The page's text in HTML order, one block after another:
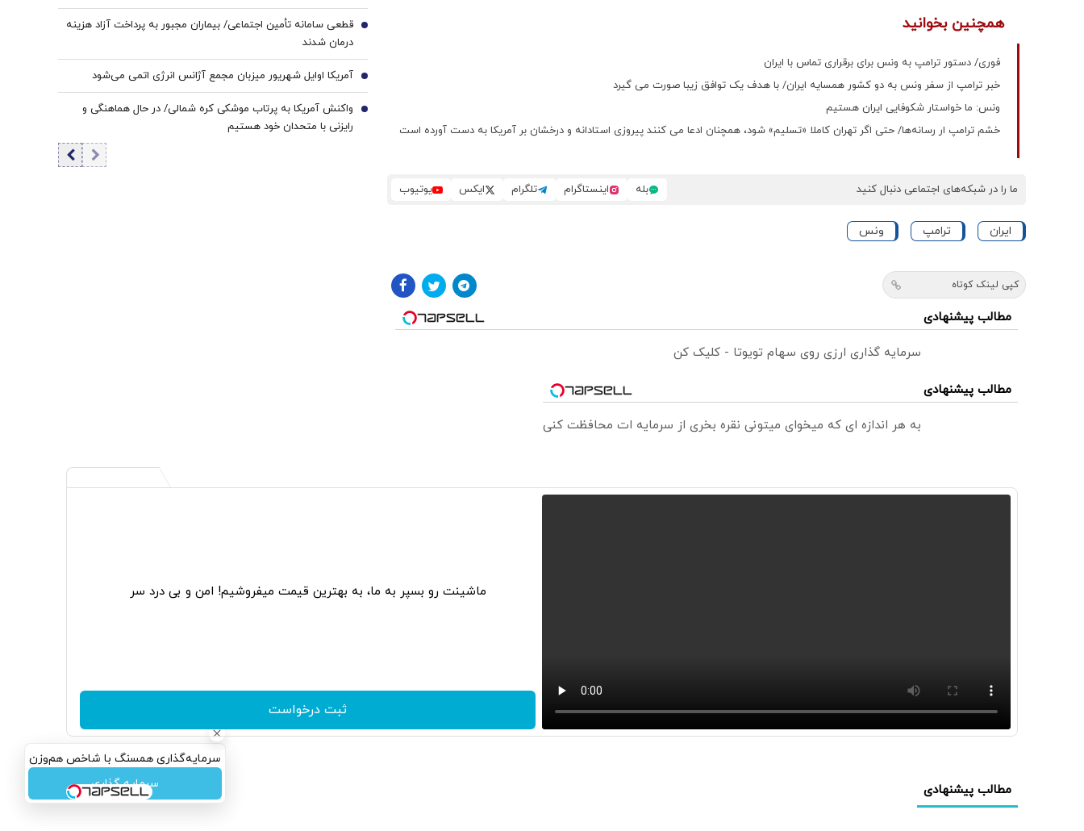
همچنین بخوانید
فوری/ دستور ترامپ به ونس برای برقراری تماس با ایران
خبر ترامپ از سفر ونس به دو کشور همسایه ایران/ با هدف یک توافق زیبا صورت می گیرد
ونس: ما خواستار شکوفایی ایران هستیم
خشم ترامپ ار رسانه‌ها/ حتی اگر تهران کاملا «تسلیم» شود، همچنان ادعا می کنند پیروزی استادانه و درخشان بر آمریکا به دست آورده است
ما را در شبکه‌های اجتماعی دنبال کنید بله اینستاگرام تلگرام ایکس یوتیوب
ایران ترامپ ونس
کپی لینک کوتاه
مطالب پیشنهادی
سرمایه گذاری ارزی روی سهام تویوتا - کلیک کن
مطالب پیشنهادی
به هر اندازه ای که میخوای میتونی نقره بخری از سرمایه ات محافظت کنی
سرمایه‌گذاری همسنگ با شاخص هم‌وزن
سرمایه گذاری
«روبیو» ترجیح می‌دهند؟
قطعی سامانه تأمین اجتماعی/ بیماران مجبور به پرداخت آزاد هزینه
درمان شدند
8
آمریکا اوایل شهریور میزبان مجمع آژانس انرژی اتمی می‌شود 9
واکنش آمریکا به پرتاب موشکی کره شمالی/ در حال هماهنگی و
رایزنی با متحدان خود هستیم
10
ماشینت رو بسپر به ما، به بهترین قیمت میفروشیم! امن و بی درد سر
ثبت درخواست
مطالب پیشنهادی